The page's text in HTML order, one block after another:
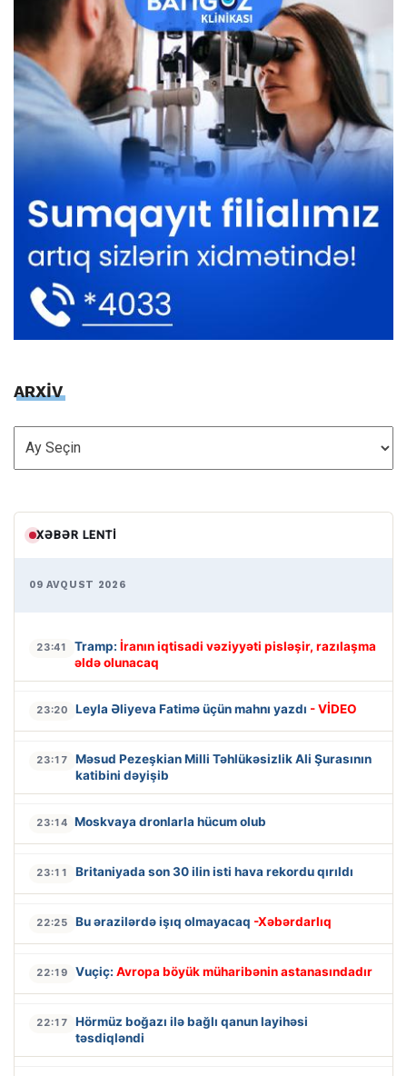
ARXİV
ARXİV
XƏBƏR LENTI
09 AVQUST 2026
23:41 Tramp: İranın iqtisadi vəziyyəti pisləşir, razılaşma
əldə olunacaq
23:20 Leyla Əliyeva Fatimə üçün mahnı yazdı - VİDEO
23:17
Məsud Pezeşkian Milli Təhlükəsizlik Ali Şurasının
katibini dəyişib
23:14 Moskvaya dronlarla hücum olub
23:11 Britaniyada son 30 ilin isti hava rekordu qırıldı
22:25 Bu ərazilərdə işıq olmayacaq -Xəbərdarlıq
22:19 Vuçiç: Avropa böyük müharibənin astanasındadır
22:17
Hörmüz boğazı ilə bağlı qanun layihəsi
təsdiqləndi